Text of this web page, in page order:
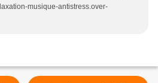
musique-antistress.over-